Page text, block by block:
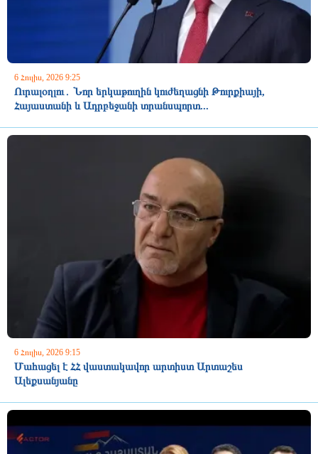
6 Հուլիս, 2026 9:25
Ուրալօղլու․ Նոր երկաթուղին կուժեղացնի Թուրքիայի,
Հայաստանի և Ադրբեջանի տրանսպորտ...
6 Հուլիս, 2026 9:15
Մահացել է ՀՀ վաստակավոր արտիստ Արտաշես
Ալեքսանյանը